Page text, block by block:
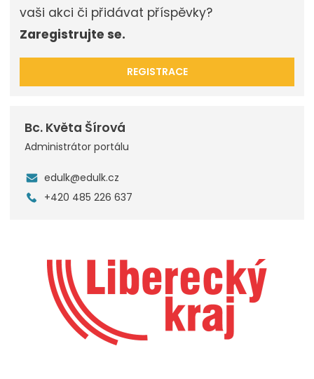
vaši akci či přidávat příspěvky?
Zaregistrujte se.
REGISTRACE
Bc. Květa Šírová
Administrátor portálu
edulk@edulk.cz
+420 485 226 637